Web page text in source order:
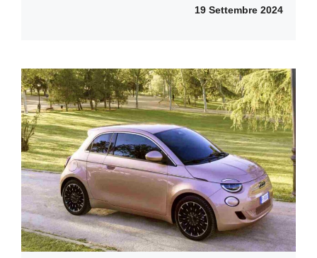
19 Settembre 2024